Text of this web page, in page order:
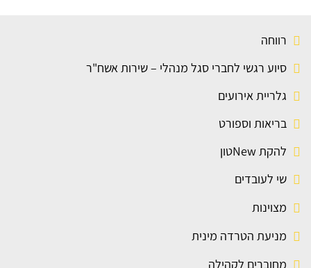
רווחה
סיוע רגשי לחברי סגל מנהלי – שירות אשח"ר
גלריית אירועים
בריאות וספורט
להקת Newטון
שי לעובדים
מצוינות
מניעת הטרדה מינית
מחוברים לקהילה